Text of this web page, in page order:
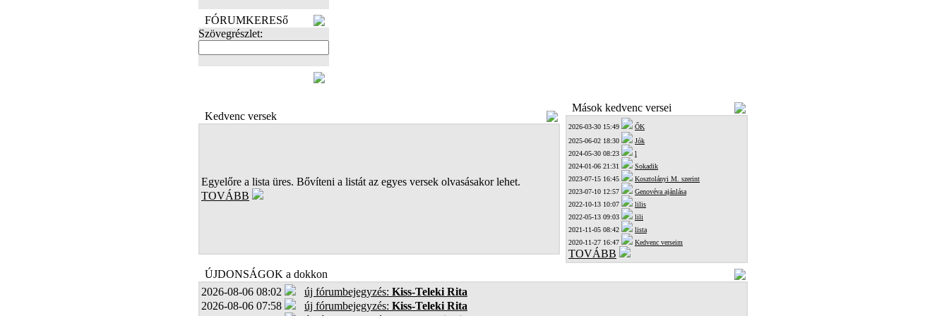
FÓRUMKERESő
Szövegrészlet:
Kedvenc versek
Egyelőre a lista üres. Bővíteni a listát az egyes versek olvasásakor lehet.
TOVÁBB
Mások kedvenc versei
2026-03-30 15:49
ŐK
2025-06-02 18:30
Jók
2024-05-30 08:23
l
2024-01-06 21:31
Sokadik
2023-07-15 16:45
Kosztolányi M. szerint
2023-07-10 12:57
Genovéva ajánlása
2022-10-13 10:07
lilis
2022-05-13 09:03
lili
2021-11-05 08:42
lista
2020-11-27 16:47
Kedvenc verseim
TOVÁBB
ÚJDONSÁGOK a dokkon
2026-08-06 08:02
új fórumbejegyzés: Kiss-Teleki Rita
2026-08-06 07:58
új fórumbejegyzés: Kiss-Teleki Rita